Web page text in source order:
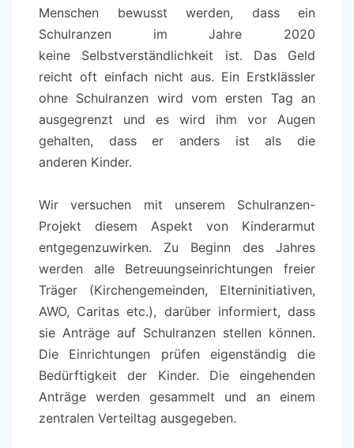
Menschen bewusst werden, dass ein
Schulranzen im Jahre 2020
keine Selbstverständlichkeit ist. Das Geld
reicht oft einfach nicht aus. Ein Erstklässler
ohne Schulranzen wird vom ersten Tag an
ausgegrenzt und es wird ihm vor Augen
gehalten, dass er anders ist als die
anderen Kinder.
Wir versuchen mit unserem Schulranzen-
Projekt diesem Aspekt von Kinderarmut
entgegenzuwirken. Zu Beginn des Jahres
werden alle Betreuungseinrichtungen freier
Träger (Kirchengemeinden, Elterninitiativen,
AWO, Caritas etc.), darüber informiert, dass
sie Anträge auf Schulranzen stellen können.
Die Einrichtungen prüfen eigenständig die
Bedürftigkeit der Kinder. Die eingehenden
Anträge werden gesammelt und an einem
zentralen Verteiltag ausgegeben.